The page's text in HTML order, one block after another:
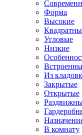
Форма
Высокие
Угловые
Низкие
Из
Закрытые
Открытые
В комнату